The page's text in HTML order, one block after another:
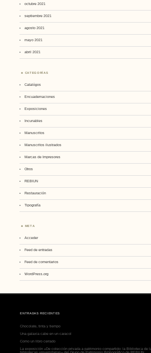
octubre 2021
septiembre 2021
agosto 2021
mayo 2021
abril 2021
CATEGORÍAS
Catalógos
Encuadernaciones
Exposiciones
Incunables
Manuscritos
Manuscritos ilustrados
Marcas de Impresores
Otros
REBIUN
Restauración
Tipografía
META
Acceder
Feed de entradas
Feed de comentarios
WordPress.org
ENTRADAS RECIENTES
Chocolate, tinta y tiempo
Una galaxia cabe en un caracol
Como un libro cerrado
La exposición «De colección privada a patrimonio compartido: la Biblioteca de
bibliotecas universitarias» del Grupo de Patrimonio Bibliográfico de REBIUN